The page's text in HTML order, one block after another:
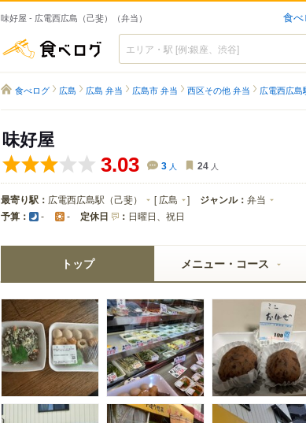
味好屋 - 広電西広島（己斐）（弁当） 食べ
食べログ
食べログ 広島 広島 弁当 広島市 弁当 西区その他 弁当 広電西広島
味好屋
3.03 3 人 24 人
最寄り駅： 広電西広島駅（己斐） [ 広島 ] ジャンル： 弁当
予算： - - 定休日 ： 日曜日、祝日
トップ メニュー・コース